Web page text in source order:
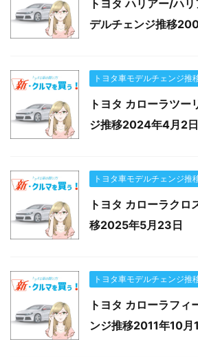
トヨタ ハリアー/ハ
デルチェンジ推移
トヨタ車モデルチェンジ推
トヨタ カローラツー
ジ推移2024年4月2日
トヨタ車モデルチェンジ推
トヨタ カローラクロ
移2025年5月23日
トヨタ車モデルチェンジ推
トヨタ カローラフィ
ンジ推移2011年10月